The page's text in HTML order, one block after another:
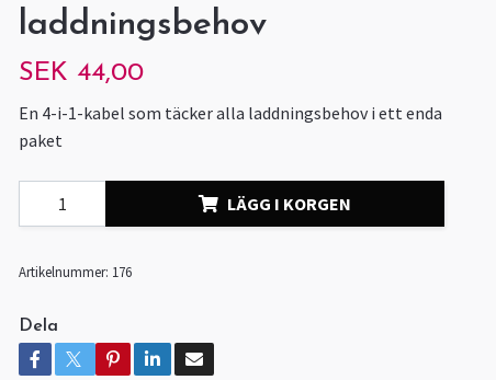
laddningsbehov
SEK 44,00
En 4-i-1-kabel som täcker alla laddningsbehov i ett enda
paket
LÄGG I KORGEN
Artikelnummer: 176
Dela